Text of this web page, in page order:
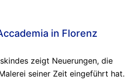
in Florenz
zeigt Neuerungen, die
seiner Zeit eingeführt hat.